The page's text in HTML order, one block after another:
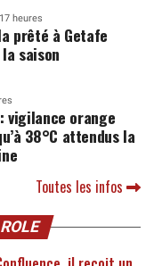
heures
prêté à Getafe
saison
vigilance orange
38°C attendus la
Toutes les infos